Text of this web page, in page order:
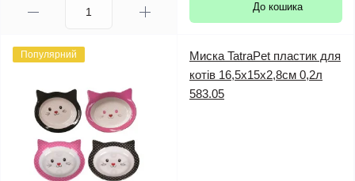
До кошика
Популярний
Миска TatraPet пластик для
котів 16,5х15х2,8см 0,2л
583.05